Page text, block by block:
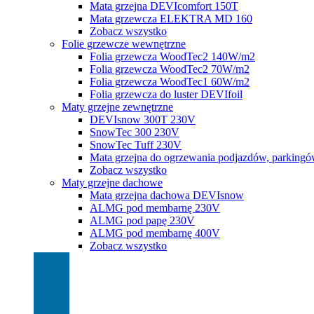
Mata grzejna DEVIcomfort 150T
Mata grzewcza ELEKTRA MD 160
Zobacz wszystko
Folie grzewcze wewnętrzne
Folia grzewcza WoodTec2 140W/m2
Folia grzewcza WoodTec2 70W/m2
Folia grzewcza WoodTec1 60W/m2
Folia grzewcza do luster DEVIfoil
Maty grzejne zewnętrzne
DEVIsnow 300T 230V
SnowTec 300 230V
SnowTec Tuff 230V
Mata grzejna do ogrzewania podjazdów,
Zobacz wszystko
Maty grzejne dachowe
Mata grzejna dachowa DEVIsnow
ALMG pod membarnę 230V
ALMG pod papę 230V
ALMG pod membarnę 400V
Zobacz wszystko